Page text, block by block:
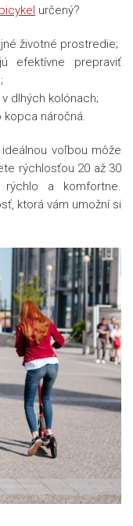
určený?
životné prostredie;
efektívne prepraviť
dlhých kolónach;
kopca náročná.
voľbou môže
rýchlosťou 20 až 30
a komfortne.
ktorá vám umožní si